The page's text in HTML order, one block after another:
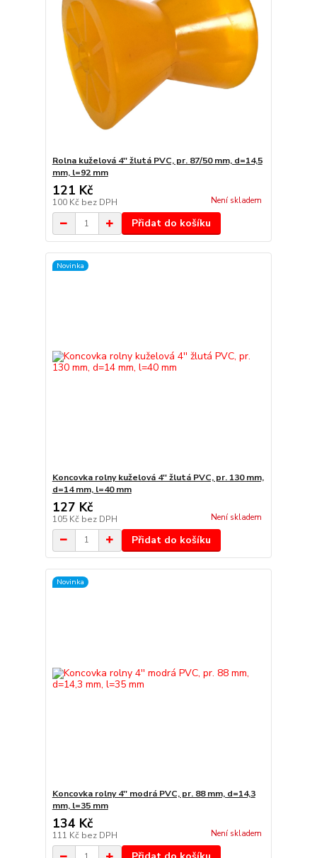
Rolna kuželová 4'' žlutá PVC, pr. 87/50 mm, d=14,5
mm, l=92 mm
121 Kč
100 Kč bez DPH Není skladem
Přidat do košíku
Novinka
Koncovka rolny kuželová 4'' žlutá PVC, pr. 130 mm,
d=14 mm, l=40 mm
127 Kč
105 Kč bez DPH Není skladem
Přidat do košíku
Novinka
Koncovka rolny 4'' modrá PVC, pr. 88 mm, d=14,3
mm, l=35 mm
134 Kč
111 Kč bez DPH Není skladem